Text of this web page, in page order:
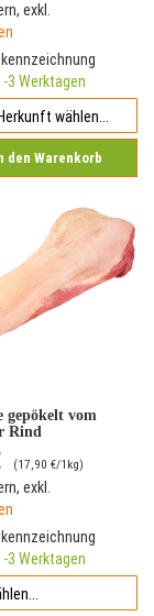
, exkl.
3 Werktagen
den Warenkorb
gepökelt vom
Rind
(17,90 €/1kg)
, exkl.
3 Werktagen